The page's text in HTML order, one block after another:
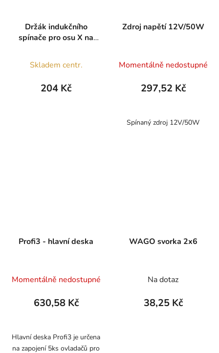
Držák indukčního
spínače pro osu X na
Skladem centr.
204 Kč
Zdroj napětí 12V/50W
Momentálně nedostupné
297,52 Kč
Spínaný zdroj 12V/50W
Profi3 - hlavní deska
Momentálně nedostupné
630,58 Kč
Hlavní deska Profi3 je určena
na zapojení 5ks ovladačů pro
WAGO svorka 2x6
Na dotaz
38,25 Kč